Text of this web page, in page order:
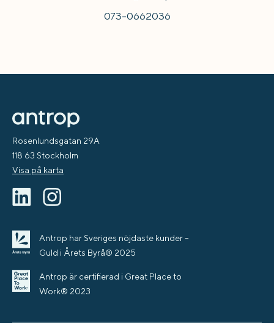
073-0662036
Rosenlundsgatan 29A
118 63 Stockholm
Visa på karta
Antrop har Sveriges nöjdaste kunder –
Guld i Årets Byrå® 2025
Antrop är certifierad i Great Place to
Work® 2023